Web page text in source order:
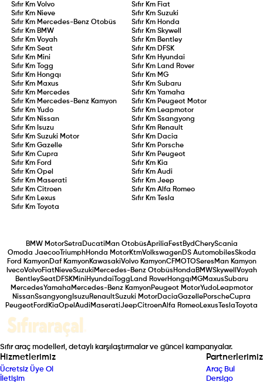
Sıfır KmVolvo Sıfır Km Fiat
Sıfır Km Nieve Sıfır Km Suzuki
Sıfır Km Mercedes-Benz Otobüs Sıfır Km Honda
Sıfır Km BMW Sıfır Km Skywell
Sıfır KmVoyah Sıfır Km Bentley
Sıfır KmSeat Sıfır Km DFSK
Sıfır Km Mini Sıfır Km Hyundai
Sıfır Km
Togg Sıfır Km Land Rover
Sıfır Km Hongqı Sıfır Km MG
Sıfır Km Maxus Sıfır Km Subaru
Sıfır Km Mercedes Sıfır Km Yamaha
Sıfır Km Mercedes-Benz Kamyon Sıfır Km Peugeot Motor
Sıfır KmYudo Sıfır Km Leapmotor
Sıfır Km Nissan Sıfır Km Ssangyong
Sıfır Km Isuzu Sıfır Km Renault
Sıfır KmSuzuki Motor Sıfır Km Dacia
Sıfır KmGazelle Sıfır Km Porsche
Sıfır KmCupra Sıfır Km Peugeot
Sıfır Km Ford Sıfır Km Kia
Sıfır KmOpel Sıfır Km Audi
Sıfır Km Maserati Sıfır Km Jeep
Sıfır KmCitroen Sıfır Km Alfa Romeo
Sıfır Km Lexus Sıfır Km
Tesla
Sıfır Km
Toyota
BMW MotorSetra Ducati Man OtobüsAprilia FestBydCheryScania
Omoda JaecooTriumphHonda MotorKtmVolkswagenDS AutomobilesSkoda
Ford KamyonDaf KamyonKawasakiVolvo KamyonCFMOTOSeres Man Kamyon
IvecoVolvoFiatNieveSuzuki Mercedes-Benz Otobüs Honda BMWSkywell Voyah
BentleySeatDFSKMini Hyundai Togg Land RoverHongqı MGMaxusSubaru
MercedesYamaha Mercedes-Benz KamyonPeugeot MotorYudoLeapmotor
NissanSsangyong IsuzuRenaultSuzuki MotorDaciaGazellePorscheCupra
PeugeotFord KiaOpel Audi MaseratiJeepCitroenAlfa RomeoLexus Tesla Toyota
Sıfır araç modelleri, detaylı karşılaştırmalar ve güncel kampanyalar.
Hizmetlerimiz
Ücretsiz Üye Ol
İletişim
Partnerlerimiz
Araç Bul
Dersigo